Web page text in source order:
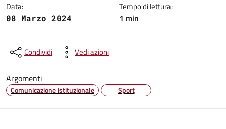
Data:
08 Marzo 2024
Tempo di lettura:
1 min
Condividi Vedi azioni
Argomenti
Comunicazione istituzionale Sport